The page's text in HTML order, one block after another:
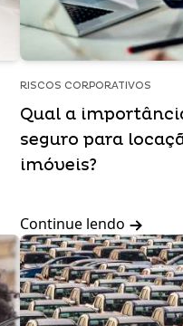
RISCOS CORPORATIVOS
Qual a
seguro para
imóveis?
Continue lendo